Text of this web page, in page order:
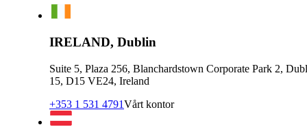
IRELAND, Dublin
Suite 5, Plaza 256, Blanchardstown Corporate Park 2,
15, D15 VE24, Ireland
+353 1 531 4791Vårt kontor